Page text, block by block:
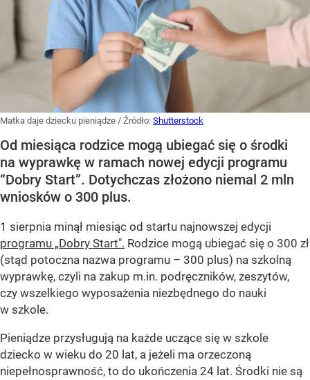
Matka daje dziecku pieniądze / Źródło: Shutterstock
Od miesiąca rodzice mogą ubiegać się o środki
na wyprawkę w ramach nowej edycji programu
“Dobry Start”. Dotychczas złożono niemal 2 mln
wniosków o 300 plus.
1 sierpnia minął miesiąc od startu najnowszej edycji
programu „Dobry Start". Rodzice mogą ubiegać się o 300 zł
(stąd potoczna nazwa programu – 300 plus) na szkolną
wyprawkę, czyli na zakup m.in. podręczników, zeszytów,
czy wszelkiego wyposażenia niezbędnego do nauki
w szkole.
Pieniądze przysługują na każde uczące się w szkole
dziecko w wieku do 20 lat, a jeżeli ma orzeczoną
niepełnosprawność, to do ukończenia 24 lat. Środki nie są